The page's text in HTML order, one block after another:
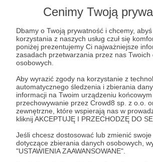
Cenimy Twoją
Dbamy o Twoją prywatność i chcemy,
korzystania z naszych usług czuł się
poniżej prezentujemy Ci najważniejsze
zasadach przetwarzania przez nas Twoich
osobowych.
Aby wyrazić zgody na korzystanie z
automatycznego śledzenia i zbierania
informacji na Twoim urządzeniu końcowym
przechowywanie przez Crowd8 sp. z o.o.
zewnętrzne, które wspierają nas w
kliknij AKCEPTUJĘ I PRZECHODZĘ DO
Jeśli chcesz dostosować lub zmienić
dotyczące zbierania danych osobowych,
"USTAWIENIA ZAAWANSOWANE".
wyrażenia sprzeciwu wobec
osobowych. Rejestracja dla osób
jest po przekazaniu podpisanego
założenie konta przez osobę
dostępny jest na stronie regulaminu
* Zapoznałem się i akceptujęRegulamin
Prywatności.